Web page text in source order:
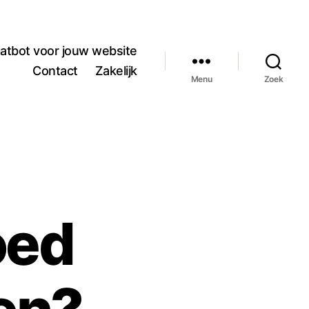
voor jouw website
Contact
Zakelijk
Menu Zoek